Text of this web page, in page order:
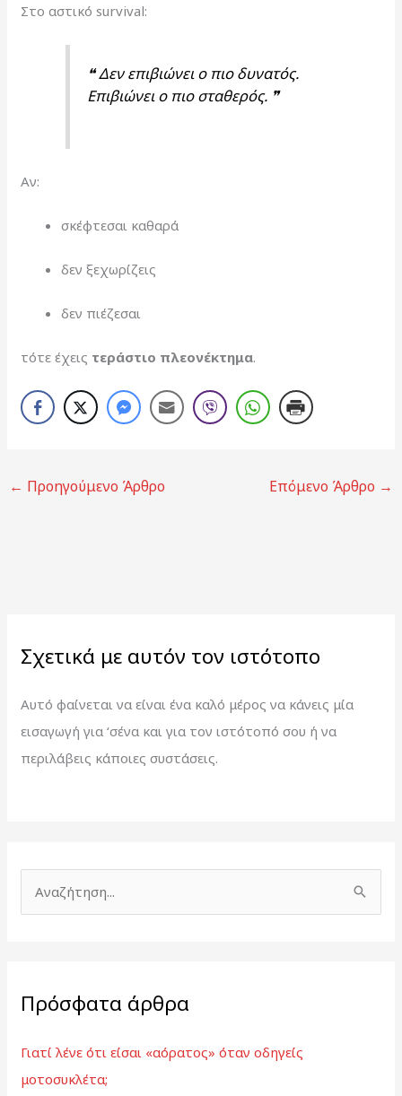
Στο αστικό survival:
❝ Δεν επιβιώνει ο πιο δυνατός.
Επιβιώνει ο πιο σταθερός. ❞
Αν:
σκέφτεσαι καθαρά
δεν ξεχωρίζεις
δεν πιέζεσαι
τότε έχεις τεράστιο πλεονέκτημα.
← Προηγούμενο Άρθρο Επόμενο Άρθρο →
Σχετικά με αυτόν τον ιστότοπο
Αυτό φαίνεται να είναι ένα καλό μέρος να κάνεις μία
εισαγωγή για ‘σένα και για τον ιστότοπό σου ή να
περιλάβεις κάποιες συστάσεις.
ή
η
σ
Πρόσφατα άρθρα
Γιατί λένε ότι είσαι «αόρατος» όταν οδηγείς
μοτοσυκλέτα;